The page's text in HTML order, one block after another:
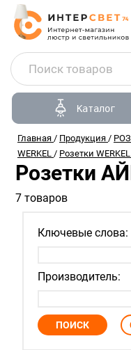
Каталог
Главная / Продукция /
WERKEL / Розетки WERKEL
Розетки
7 товаров
Ключевые слова:
Производитель: